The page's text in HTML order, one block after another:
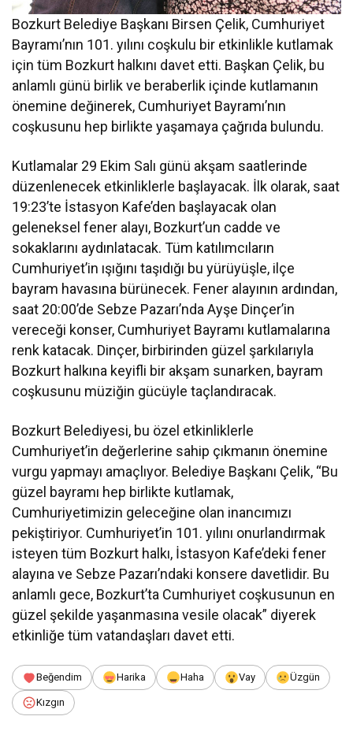
Bozkurt Belediye Başkanı Birsen Çelik, Cumhuriyet
Bayramı’nın 101. yılını coşkulu bir etkinlikle kutlamak
için tüm Bozkurt halkını davet etti. Başkan Çelik, bu
anlamlı günü birlik ve beraberlik içinde kutlamanın
önemine değinerek, Cumhuriyet Bayramı’nın
coşkusunu hep birlikte yaşamaya çağrıda bulundu.
Kutlamalar 29 Ekim Salı günü akşam saatlerinde
düzenlenecek etkinliklerle başlayacak. İlk olarak, saat
19:23’te İstasyon Kafe’den başlayacak olan
geleneksel fener alayı, Bozkurt’un cadde ve
sokaklarını aydınlatacak. Tüm katılımcıların
Cumhuriyet’in ışığını taşıdığı bu yürüyüşle, ilçe
bayram havasına bürünecek. Fener alayının ardından,
saat 20:00’de Sebze Pazarı’nda Ayşe Dinçer’in
vereceği konser, Cumhuriyet Bayramı kutlamalarına
renk katacak. Dinçer, birbirinden güzel şarkılarıyla
Bozkurt halkına keyifli bir akşam sunarken, bayram
coşkusunu müziğin gücüyle taçlandıracak.
Bozkurt Belediyesi, bu özel etkinliklerle
Cumhuriyet’in değerlerine sahip çıkmanın önemine
vurgu yapmayı amaçlıyor. Belediye Başkanı Çelik, “Bu
güzel bayramı hep birlikte kutlamak,
Cumhuriyetimizin geleceğine olan inancımızı
pekiştiriyor. Cumhuriyet’in 101. yılını onurlandırmak
isteyen tüm Bozkurt halkı, İstasyon Kafe’deki fener
alayına ve Sebze Pazarı’ndaki konsere davetlidir. Bu
anlamlı gece, Bozkurt’ta Cumhuriyet coşkusunun en
güzel şekilde yaşanmasına vesile olacak” diyerek
etkinliğe tüm vatandaşları davet etti.
Beğendim Harika Haha Vay Üzgün
Kızgın